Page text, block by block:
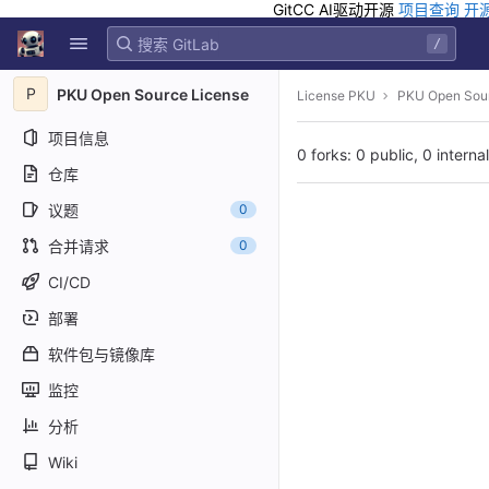
GitCC AI驱动开源 项目查询 开
Skip to content
GitLab
/
P PKU Open Source License
项目信息
仓库
议题
0
合并请求 0
CI/CD
部署
软件包与镜像库
监控
分析
Wiki
License PKU PKU Open
0 forks: 0 public, 0